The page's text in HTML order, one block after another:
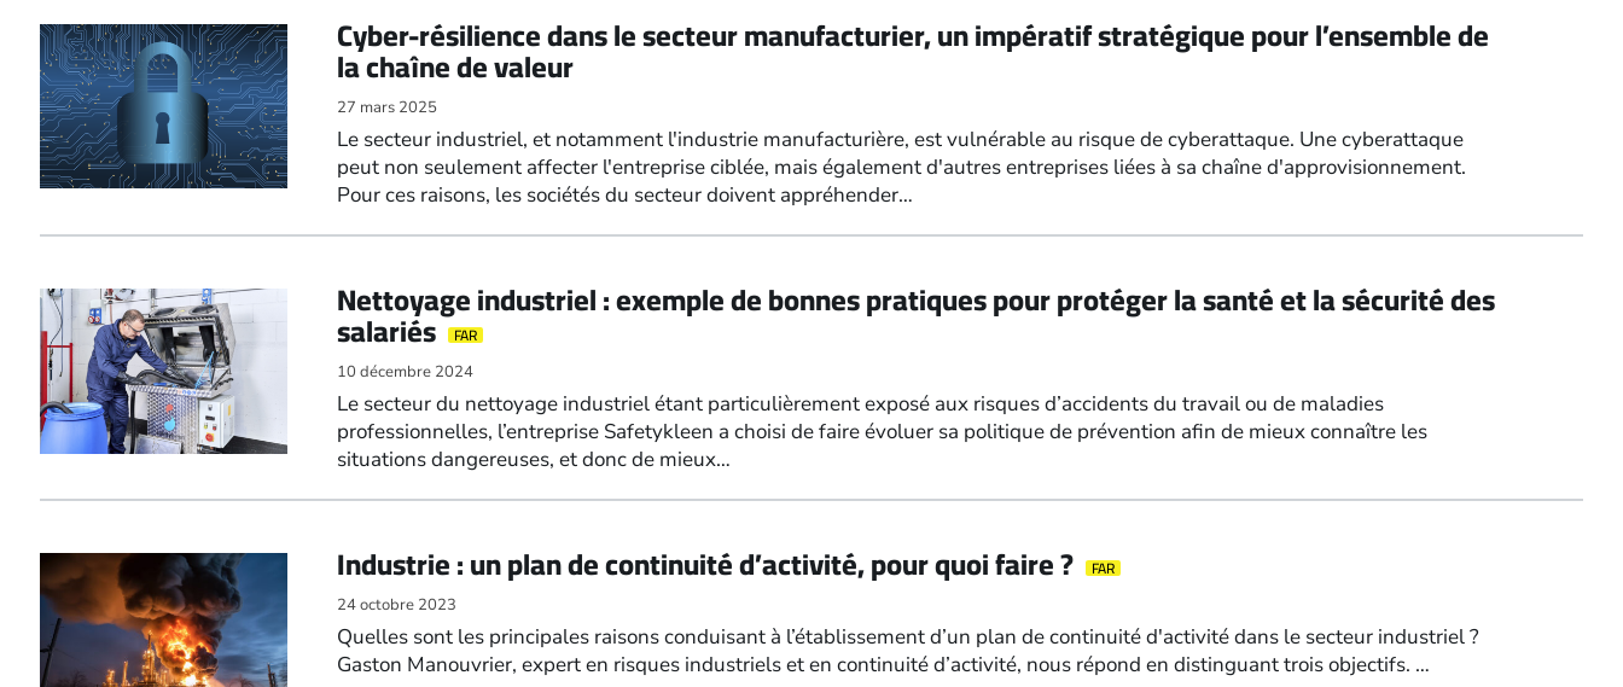
Cyber-résilience dans le secteur manufacturier, un impératif stratégique pour l’ensemble de
la chaîne de valeur
27 mars 2025
Le secteur industriel, et notamment l'industrie manufacturière, est vulnérable au risque de cyberattaque. Une cyberattaque
peut non seulement affecter l'entreprise ciblée, mais également d'autres entreprises liées à sa chaîne d'approvisionnement.
Pour ces raisons, les sociétés du secteur doivent appréhender…
Nettoyage industriel : exemple de bonnes pratiques pour protéger la santé et la sécurité des
salariés FAR
10 décembre 2024
Le secteur du nettoyage industriel étant particulièrement exposé aux risques d’accidents du travail ou de maladies
professionnelles, l’entreprise Safetykleen a choisi de faire évoluer sa politique de prévention afin de mieux connaître les
situations dangereuses, et donc de mieux…
Industrie : un plan de continuité d’activité, pour quoi faire ? FAR
24 octobre 2023
Quelles sont les principales raisons conduisant à l’établissement d’un plan de continuité d'activité dans le secteur industriel ?
Gaston Manouvrier, expert en risques industriels et en continuité d’activité, nous répond en distinguant trois objectifs. …